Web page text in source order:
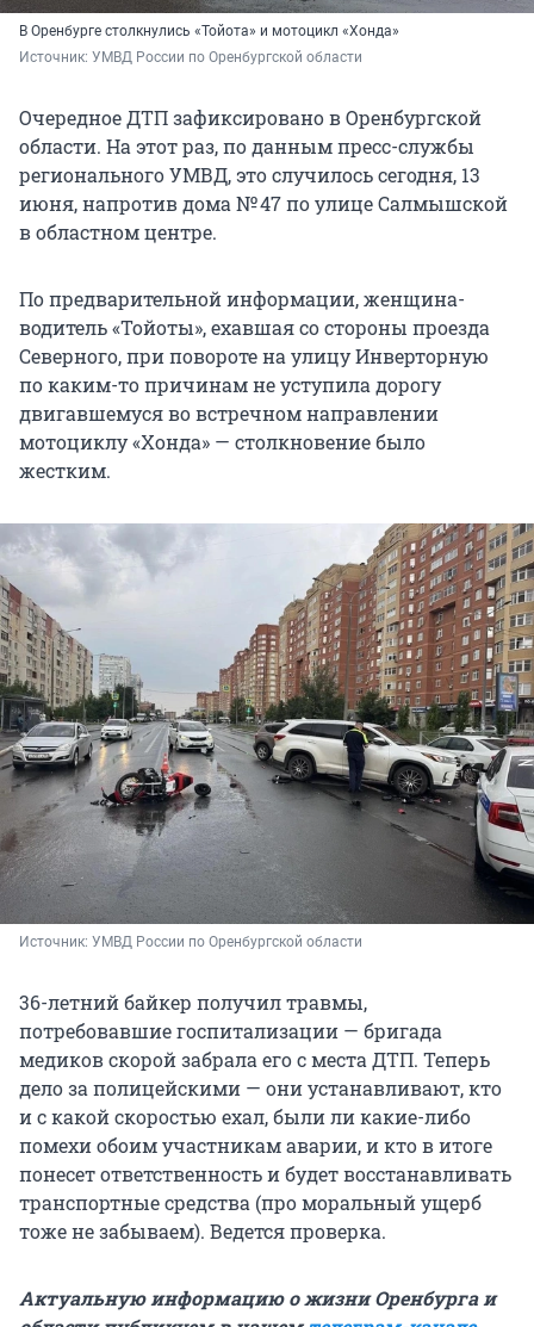
В Оренбурге столкнулись «Тойота» и мотоцикл «Хонда»
Источник: УМВД России по Оренбургской области
Очередное ДТП зафиксировано в Оренбургской
области. На этот раз, по данным пресс-службы
регионального УМВД, это случилось сегодня, 13
июня, напротив дома № 47 по улице Салмышской
в областном центре.
По предварительной информации, женщина-
водитель «Тойоты», ехавшая со стороны проезда
Северного, при повороте на улицу Инверторную
по каким-то причинам не уступила дорогу
двигавшемуся во встречном направлении
мотоциклу «Хонда» — столкновение было
жестким.
Источник: УМВД России по Оренбургской области
36-летний байкер получил травмы,
потребовавшие госпитализации — бригада
медиков скорой забрала его с места ДТП. Теперь
дело за полицейскими — они устанавливают, кто
и с какой скоростью ехал, были ли какие-либо
помехи обоим участникам аварии, и кто в итоге
понесет ответственность и будет восстанавливать
транспортные средства (про моральный ущерб
тоже не забываем). Ведется проверка.
Актуальную информацию о жизни Оренбурга и